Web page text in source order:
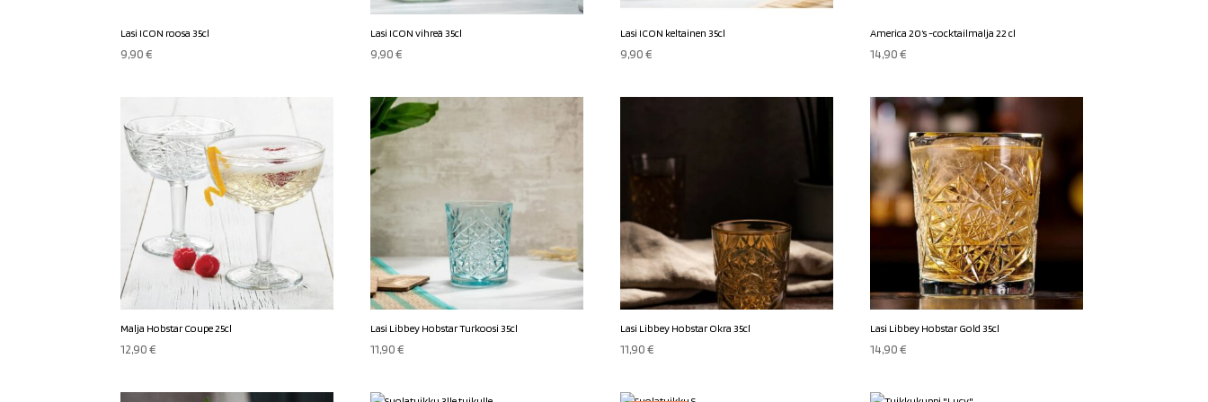
Lasi ICON roosa 35cl
9,90€
Lasi ICON vihreä 35cl
9,90€
Lasi ICON keltainen 35cl
9,90€
America 20’s -cocktailmalja 22 cl
14,90€
Malja Hobstar Coupe 25cl
12,90€
Lasi Libbey Hobstar Turkoosi 35cl
11,90€
Lasi Libbey Hobstar Okra 35cl
11,90€
Lasi Libbey Hobstar Gold 35cl
14,90€